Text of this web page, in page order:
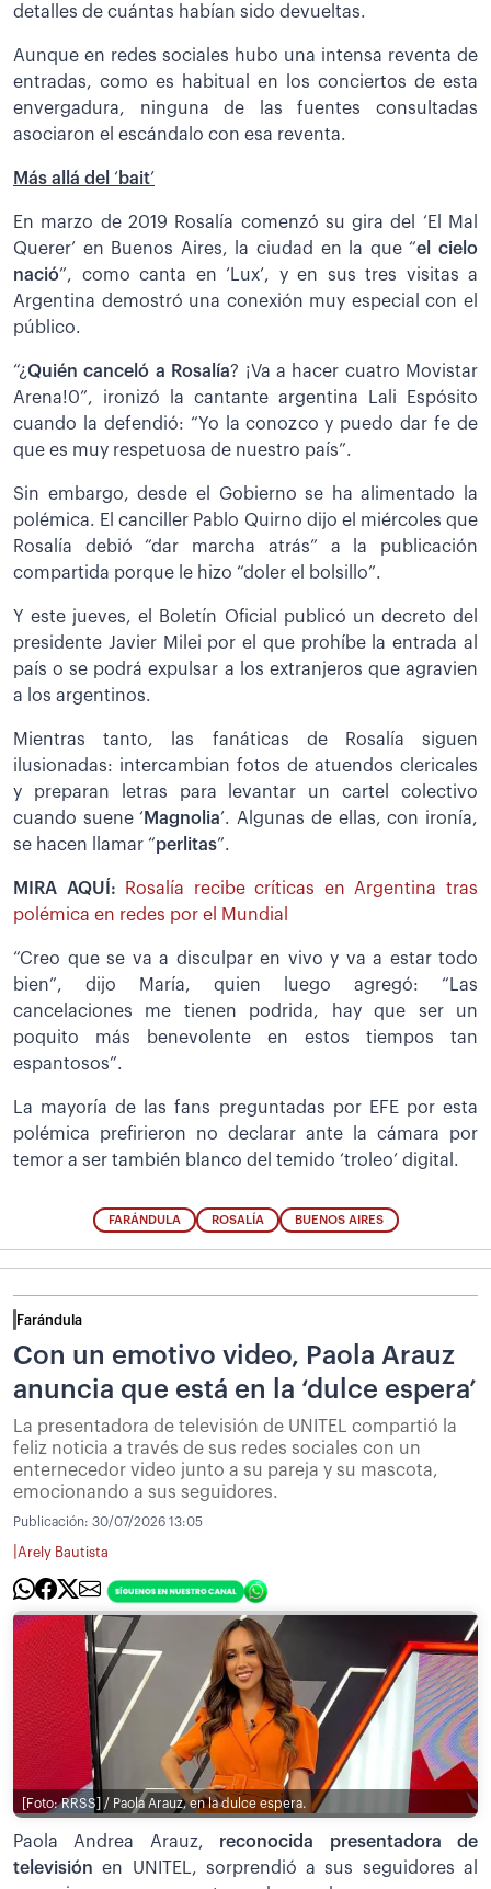
detalles de cuántas habían sido devueltas.
Aunque en redes sociales hubo una intensa reventa de
entradas, como es habitual en los conciertos de esta
envergadura, ninguna de las fuentes consultadas
asociaron el escándalo con esa reventa.
Más allá del ‘ bait’
En marzo de 2019 Rosalía comenzó su gira del ‘El Mal
Querer’ en Buenos Aires, la ciudad en la que “el cielo
nació”, como canta en ‘Lux’, y en sus tres visitas a
Argentina demostró una conexión muy especial con el
público.
“¿Quién canceló a Rosalía? ¡Va a hacer cuatro Movistar
Arena!0”, ironizó la cantante argentina Lali Espósito
cuando la defendió: “Yo la conozco y puedo dar fe de
que es muy respetuosa de nuestro país”.
Sin embargo, desde el Gobierno se ha alimentado la
polémica. El canciller Pablo Quirno dijo el miércoles que
Rosalía debió “dar marcha atrás” a la publicación
compartida porque le hizo “doler el bolsillo”.
Y este jueves, el Boletín Oficial publicó un decreto del
presidente Javier Milei por el que prohíbe la entrada al
país o se podrá expulsar a los extranjeros que agravien
a los argentinos.
Mientras tanto, las fanáticas de Rosalía siguen
ilusionadas: intercambian fotos de atuendos clericales
y preparan letras para levantar un cartel colectivo
cuando suene ‘ Magnolia’. Algunas de ellas, con ironía,
se hacen llamar “perlitas”.
MIRA AQUÍ:
Rosalía recibe críticas en Argentina tras
polémica en redes por el Mundial
“Creo que se va a disculpar en vivo y va a estar todo
bien”, dijo María, quien luego agregó: “Las
cancelaciones me tienen podrida, hay que ser un
poquito más benevolente en estos tiempos tan
espantosos”.
La mayoría de las fans preguntadas por EFE por esta
polémica prefirieron no declarar ante la cámara por
temor a ser también blanco del temido ‘troleo’ digital.
FARÁNDULA ROSALÍA BUENOS AIRES
Farándula
Con un emotivo video, Paola Arauz
anuncia que está en la ‘dulce espera’
La presentadora de televisión de UNITEL compartió la
feliz noticia a través de sus redes sociales con un
enternecedor video junto a su pareja y su mascota,
emocionando a sus seguidores.
Publicación: 30/07/2026 13:05
Arely Bautista
[Foto: RRSS] / Paola Arauz, en la dulce espera.
Paola Andrea Arauz, reconocida presentadora de
televisiónen UNITEL, sorprendió a sus seguidores al